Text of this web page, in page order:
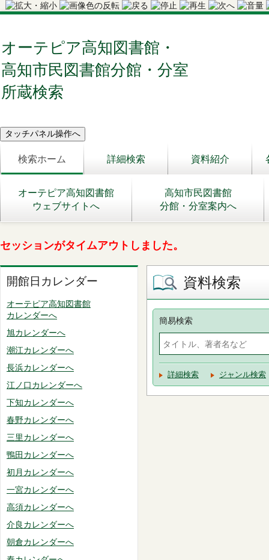
オーテピア高知図書館・
高知市民図書館分館・分室
所蔵検索
検索ホーム 詳細検索 資料紹介
オーテピア高知図書館
ウェブサイトへ
高知市民図書館
分館・分室案内へ
セッションがタイムアウトしました。
開館日カレンダー
オーテピア高知図書館
カレンダーへ
旭カレンダーへ
潮江カレンダーへ
長浜カレンダーへ
江ノ口カレンダーへ
下知カレンダーへ
春野カレンダーへ
三里カレンダーへ
鴨田カレンダーへ
初月カレンダーへ
一宮カレンダーへ
高須カレンダーへ
介良カレンダーへ
朝倉カレンダーへ
資料検索
簡易検索
詳細検索 ジャンル検索